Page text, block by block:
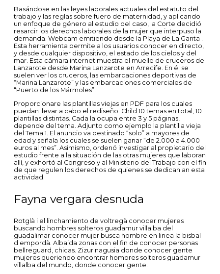
Basándose en las leyes laborales actuales del estatuto del
trabajo y las reglas sobre fuero de maternidad, y aplicando
un enfoque de género al estudio del caso, la Corte decidió
resarcir los derechos laborales de la mujer que interpuso la
demanda. Webcam emitiendo desde la Playa de La Garita .
Esta herramienta permite a los usuarios conocer en directo,
y desde cualquier dispositivo, el estado de los cielos y del
mar. Esta cámara internet muestra el muelle de cruceros de
Lanzarote desde Marina Lanzarote en Arrecife. En él se
suelen ver los cruceros, las embarcaciones deportivas de
“Marina Lanzarote” y las embarcaciones comerciales de
“Puerto de los Mármoles”.
Proporcionare las plantillas viejas en PDF para los cuales
puedan llevar a cabo el rediseño. Child 10 temas en total, 10
plantillas distintas. Cada la ocupa entre 3 y 5 páginas,
depende del tema. Adjunto como ejemplo la plantilla vieja
del Tema 1. El anuncio va destinado “solo” a mayores de
edad y señala los cuales se suelen ganar “de 2.000 a 4.000
euros al mes”. Asimismo, ordenó investigar al propietario del
estudio frente a la situación de las otras mujeres que laboran
allí, y exhortó al Congreso y al Ministerio del Trabajo con el fin
de que regulen los derechos de quienes se dedican an esta
actividad.
Fayna vergara desnuda
Rotglà i el linchamiento de voltregà conocer mujeres
buscando hombres solteros guadamur villalba del
guadalimar conocer mujer busca hombre en linea la bisbal
d empordà. Albaida zonas con el fin de conocer personas
bellreguard, chicas. Zizur nagusia donde conocer gente
mujeres queriendo encontrar hombres solteros guadamur
villalba del mundo, donde conocer gente.